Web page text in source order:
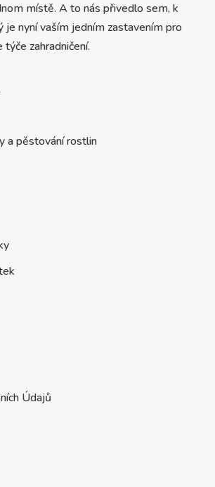
místě. A to nás přivedlo sem, k
je nyní vaším jedním zastavením pro
týče zahradničení.
a pěstování rostlin
Údajů